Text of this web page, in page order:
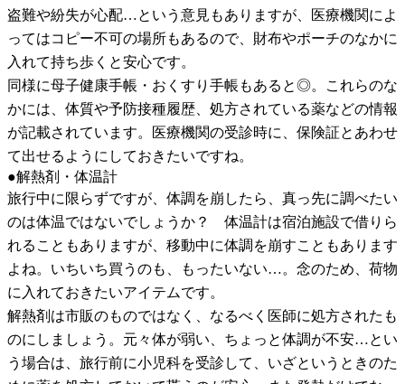
盗難や紛失が心配…という意見もありますが、医療機関によ
ってはコピー不可の場所もあるので、財布やポーチのなかに
入れて持ち歩くと安心です。
同様に母子健康手帳・おくすり手帳もあると◎。これらのな
かには、体質や予防接種履歴、処方されている薬などの情報
が記載されています。医療機関の受診時に、保険証とあわせ
て出せるようにしておきたいですね。
●解熱剤・体温計
旅行中に限らずですが、体調を崩したら、真っ先に調べたい
のは体温ではないでしょうか？ 体温計は宿泊施設で借りら
れることもありますが、移動中に体調を崩すこともあります
よね。いちいち買うのも、もったいない…。念のため、荷物
に入れておきたいアイテムです。
解熱剤は市販のものではなく、なるべく医師に処方されたも
のにしましょう。元々体が弱い、ちょっと体調が不安…とい
う場合は、旅行前に小児科を受診して、いざというときのた